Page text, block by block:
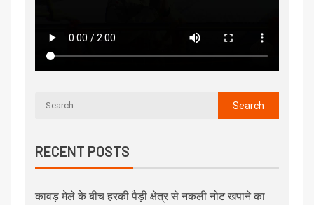
RECENT POSTS
कावड़ मेले के बीच हरकी पैड़ी क्षेत्र से नकली नोट खपाने का